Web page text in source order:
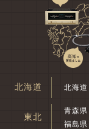
北海道 北海道
東北
青森県
福島県